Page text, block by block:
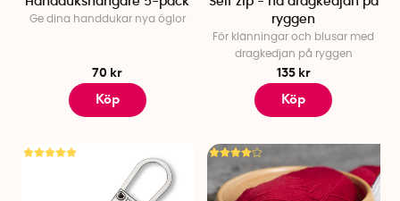
Ge dina handdukar nya öglor
70 kr
Köp
ryggen
För klänningar och blusar med
dragkedjan på ryggen
135 kr
Köp